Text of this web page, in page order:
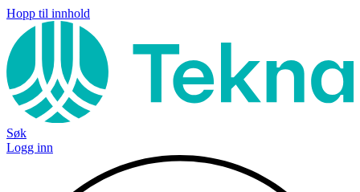
Hopp til innhold
Søk
Logg inn